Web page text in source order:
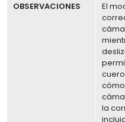
OBSERVACIONES
El
la